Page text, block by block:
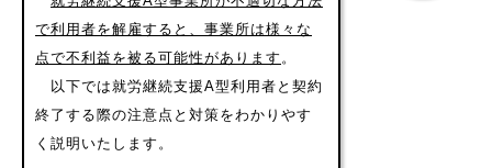
で利用者を解雇すると、事業所は様々な
点で不利益を被る可能性があります 。
以下では就労継続支援A型利用者と契約
終了する際の注意点と対策をわかりやす
く説明いたします。